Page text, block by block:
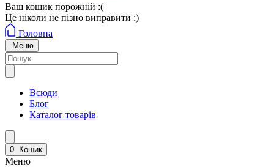
Ваш кошик порожній :(
Це ніколи не пізно виправити :)
Головна
Меню
Всюди
Блог
Каталог товарів
0 Кошик
Меню